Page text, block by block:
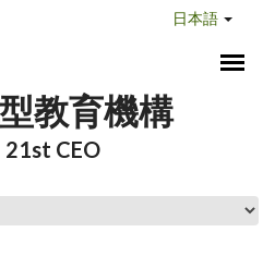
日本語
教育機構
CEO